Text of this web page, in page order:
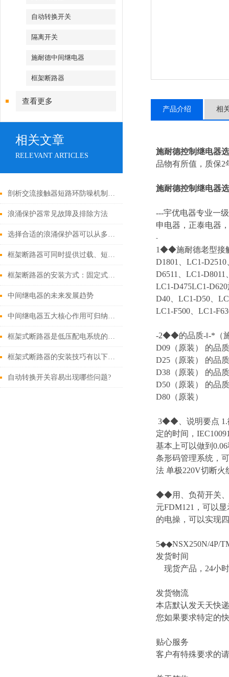
自动转换开关
隔离开关
施耐德中间继电器
框架断路器
查看更多
相关文章
RELEVANT ARTICLES
剖析交流接触器短路环防噪机制与电气安全操作红线
浪涌保护器常见故障及排除方法
选择合适的浪涌保护器可以从多个角度探讨
框架断路器可同时提供过载、短路、漏电保护功能
框架断路器的安装方式：固定式，插入式，抽出式
中间继电器的未来发展趋势
中间继电器五大核心作用可归纳如下
框架式断路器是低压配电系统的核心保护设备
框架式断路器的安装技巧有以下这些
自动转换开关容易出现哪些问题?
产品介绍 相
施耐德控制继电器
品物有所值，质保2
施耐德控制继电器
---宇优电器专业一
申电器，正泰电器
-
1◆◆施耐德老型接
D1801、LC1-
D6511、LC1-
LC1-D475LC1-
D40、LC1-D50、
LC1-F500、LC1-
-2◆◆的品质-‖-*（
D09（原装） 的品
D25（原装） 的品
D38（原装） 的品
D50（原装） 的品
D80（原装）
3◆◆、说明要点 1.
定的时间，
基本上可以做到
条形码管理系统，
法 单极220V切断火
◆◆用、负荷开关、
元FDM121，可以
的电操，可以实现
5◆◆NSX250N/4P/
发货时间
现货产品，24小
发货物流
本店默认发天天快
您如果要求特定的
贴心服务
客户有特殊要求的